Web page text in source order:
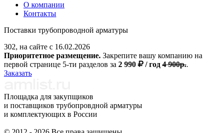
О компании
Контакты
Поставки трубопроводной арматуры
302, на сайте с 16.02.2026
Приоритетное размещение. Закрепите вашу компанию на
первой странице 5-ти разделов за 2 990 / год 4 900р..
Заказать
Площадка для закупщиков
и поставщиков трубопровдной арматуры
и комплектующих в России